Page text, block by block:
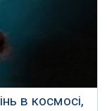
в космосі,